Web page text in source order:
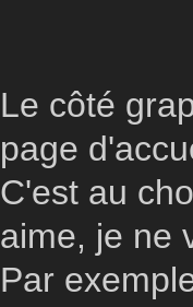
Le côté
page
C'est au
aime, je ne
Par